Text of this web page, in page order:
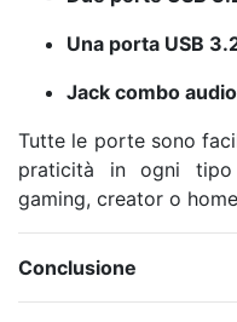
Una porta USB
Jack combo
Tutte le porte sono
praticità in ogni
gaming, creator o
Conclusione